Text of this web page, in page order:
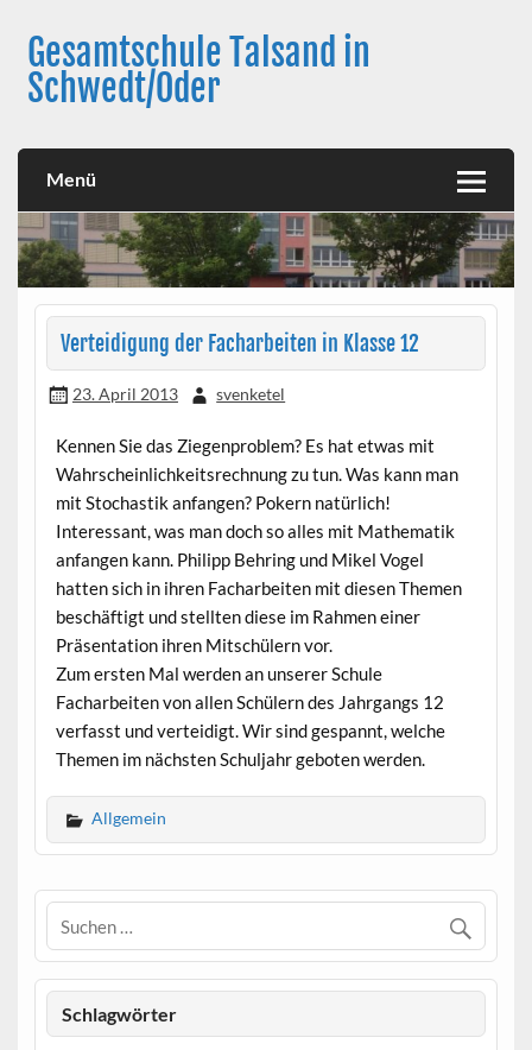
contentGesamtschule Talsand in
Schwedt/Oder
Menü
Verteidigung der Facharbeiten in Klasse 12
23. April 2013 svenketel
Kennen Sie das Ziegenproblem? Es hat etwas mit
Wahrscheinlichkeitsrechnung zu tun. Was kann man
mit Stochastik anfangen? Pokern natürlich!
Interessant, was man doch so alles mit Mathematik
anfangen kann. Philipp Behring und Mikel Vogel
hatten sich in ihren Facharbeiten mit diesen Themen
beschäftigt und stellten diese im Rahmen einer
Präsentation ihren Mitschülern vor.
Zum ersten Mal werden an unserer Schule
Facharbeiten von allen Schülern des Jahrgangs 12
verfasst und verteidigt. Wir sind gespannt, welche
Themen im nächsten Schuljahr geboten werden.
Allgemein
Schlagwörter